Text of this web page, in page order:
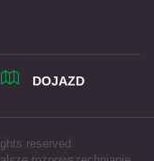
DOJAZD
reserved.